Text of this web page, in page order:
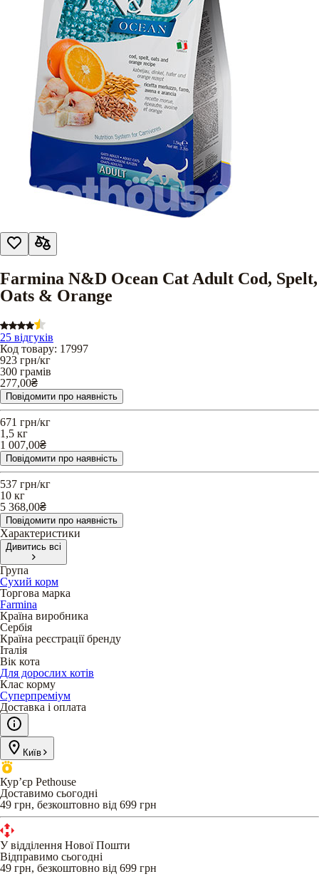
Farmina N&D Ocean Cat Adult Cod, Spelt,
Oats & Orange
25 відгуків
Код товару: 17997
923 грн/кг
300 грамів
277,00₴
Повідомити про наявність
671 грн/кг
1,5 кг
1 007,00₴
Повідомити про наявність
537 грн/кг
10 кг
5 368,00₴
Повідомити про наявність
Характеристики
Дивитись всі
Група
Сухий корм
Торгова марка
Farmina
Країна виробника
Сербія
Країна реєстрації бренду
Італія
Вік кота
Для дорослих котів
Клас корму
Суперпреміум
Доставка і оплата
Київ
Кур’єр Pethouse
Доставимо сьогодні
49 грн, безкоштовно від 699 грн
У відділення Нової Пошти
Відправимо сьогодні
49 грн, безкоштовно від 699 грн